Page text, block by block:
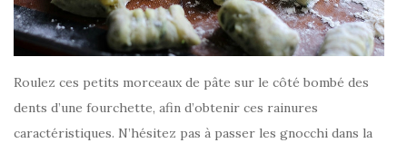
Roulez ces petits morceaux de pâte sur le côté bombé des
dents d’une fourchette, afin d’obtenir ces rainures
caractéristiques. N’hésitez pas à passer les gnocchi dans la